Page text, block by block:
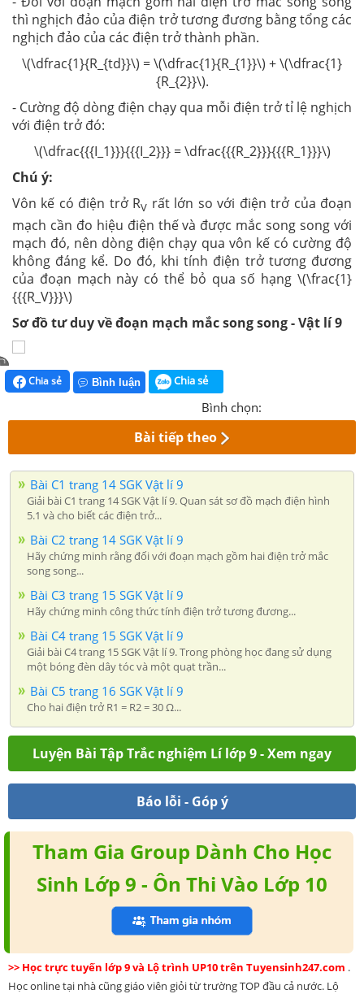
thì nghịch đảo của điện trở tương đương bằng tổng các
nghịch đảo của các điện trở thành phần.
\(\dfrac{1}{R_{td}}\) = \(\dfrac{1}{R_{1}}\) + \(\dfrac{1}
{R_{2}}\).
- Cường độ dòng điện chạy qua mỗi điện trở tỉ lệ nghịch
với điện trở đó:
\(\dfrac{{{I_1}}}{{{I_2}}} = \dfrac{{{R_2}}}{{{R_1}}}\)
Chú ý:
Vôn kế có điện trở RV rất lớn so với điện trở của đoạn
mạch cần đo hiệu điện thế và được mắc song song với
mạch đó, nên dòng điện chạy qua vôn kế có cường độ
không đáng kể. Do đó, khi tính điện trở tương đương
của đoạn mạch này có thể bỏ qua số hạng \(\frac{1}
{{{R_V}}}\)
Sơ đồ tư duy về đoạn mạch mắc song song - Vật lí 9
Chia sẻ Bình luận Chia sẻ
Bình chọn:
Bài tiếp theo
Bài C1 trang 14 SGK Vật lí 9
Giải bài C1 trang 14 SGK Vật lí 9. Quan sát sơ đồ mạch điện hình
5.1 và cho biết các điện trở...
Bài C2 trang 14 SGK Vật lí 9
Hãy chứng minh rằng đối với đoạn mạch gồm hai điện trở mắc
song song...
Bài C3 trang 15 SGK Vật lí 9
Hãy chứng minh công thức tính điện trở tương đương...
Bài C4 trang 15 SGK Vật lí 9
Giải bài C4 trang 15 SGK Vật lí 9. Trong phòng học đang sử dụng
một bóng đèn dây tóc và một quạt trần...
Bài C5 trang 16 SGK Vật lí 9
Cho hai điện trở R1 = R2 = 30 Ω...
Luyện Bài Tập Trắc nghiệm Lí lớp 9 - Xem ngay
Báo lỗi - Góp ý
Tham Gia Group Dành Cho Học
Sinh Lớp 9 - Ôn Thi Vào Lớp 10
>> Học trực tuyến lớp 9 và Lộ trình UP10 trên Tuyensinh247.com .
Học online tại nhà cũng giáo viên giỏi từ trường TOP đầu cả nước. Lộ